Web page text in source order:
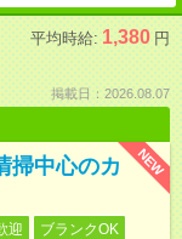
平均時給: 1,380 円
掲載日：2026.08.07
NEW
掃中心のカ
迎
ブランクOK